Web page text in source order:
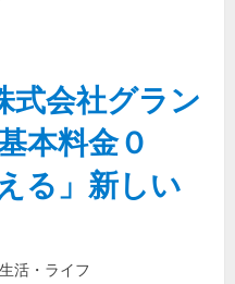
式会社グラン
本料金０
る」新しい
生活・ライフ